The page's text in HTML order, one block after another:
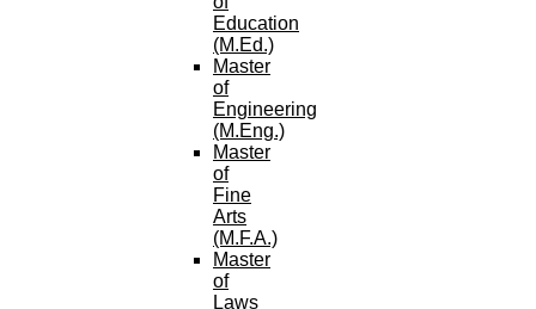
Education
(M.Ed.)
Master
of
Engineering
(M.Eng.)
Master
of
Fine
Arts
(M.F.A.)
Master
of
Laws